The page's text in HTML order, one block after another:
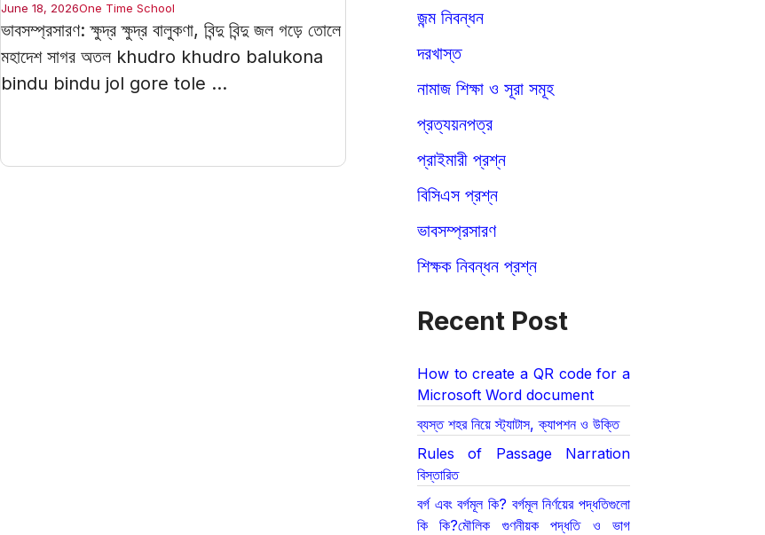
June 18, 2026One Time School
ভাবসম্প্রসারণ: ক্ষুদ্র ক্ষুদ্র বালুকণা, বিন্দু বিন্দু জল গড়ে তোলে
মহাদেশ সাগর অতল khudro khudro balukona
bindu bindu jol gore tole ...
জন্ম নিবন্ধন
দরখাস্ত
নামাজ শিক্ষা ও সূরা সমূহ
প্রত্যয়নপত্র
প্রাইমারী প্রশ্ন
বিসিএস প্রশ্ন
ভাবসম্প্রসারণ
শিক্ষক নিবন্ধন প্রশ্ন
Recent Post
How to create a QR code for a
Microsoft Word document
ব্যস্ত শহর নিয়ে স্ট্যাটাস, ক্যাপশন ও উক্তি
Rules of Passage Narration
বিস্তারিত
বর্গ এবং বর্গমূল কি? বর্গমূল নির্ণয়ের পদ্ধতিগুলো
কি কি?মৌলিক গুণনীয়ক পদ্ধতি ও ভাগ